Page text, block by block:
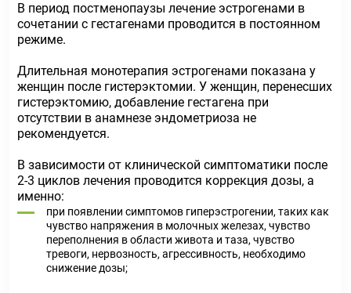
В период постменопаузы лечение эстрогенами в
сочетании с гестагенами проводится в постоянном
режиме.
Длительная монотерапия эстрогенами показана у
женщин после гистерэктомии. У женщин, перенесших
гистерэктомию, добавление гестагена при
отсутствии в анамнезе эндометриоза не
рекомендуется.
В зависимости от клинической симптоматики после
2-3 циклов лечения проводится коррекция дозы, а
именно:
при появлении симптомов гиперэстрогении, таких как
чувство напряжения в молочных железах, чувство
переполнения в области живота и таза, чувство
тревоги, нервозность, агрессивность, необходимо
снижение дозы;